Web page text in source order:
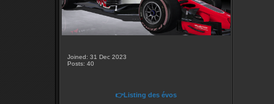
Joined: 31 Dec 2023
Posts: 40
👉Listing des évos